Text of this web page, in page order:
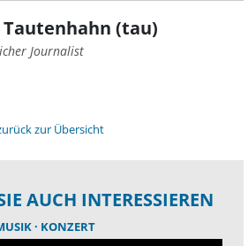
(tau)
Journalist
zur Übersicht
AUCH INTERESSIEREN
KONZERT